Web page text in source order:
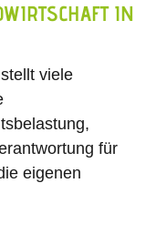
IN
viele
für
eigenen